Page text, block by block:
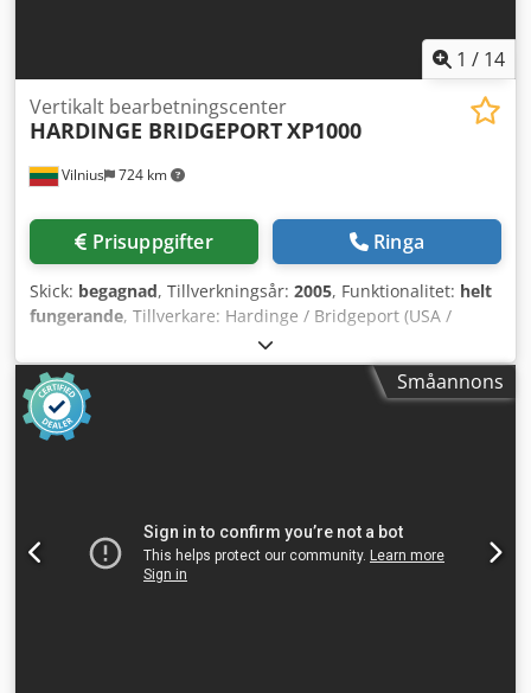
1 / 14
Vilnius 724 km
Vertikalt bearbetningscenter
HARDINGE BRIDGEPORTXP1000
Prisuppgifter Ringa
Skick: begagnad, Tillverkningsår: 2005, Funktionalitet: helt
fungerande, Tillverkare: Hardinge / Bridgeport (USA /
Storbritannien) Modell: XP1000 Tillverkningsår: 2005 En
tillförlitlig och högpresterande CNC vertikal
bearbetningscenter, avsedd för fräsning, borrning samt
gängning av olika metalldetaljer. Bridgeport XP-serien är
känd för sin robusta konstruktion, höga precision och
modellens specifikation: Styrsystem: Heidenhain iTNC 530
Arbetsområde: X = 1020 mm / Y = 510 mm / Z = 635 mm
Bordstorlek: 1200 × 520 mm Max. bordslast: 700 kg
Småannons